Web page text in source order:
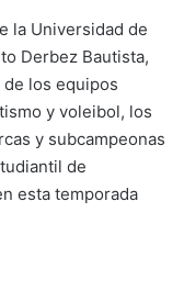
la Universidad de
Derbez Bautista,
los equipos
y voleibol, los
y subcampeonas
de
esta temporada